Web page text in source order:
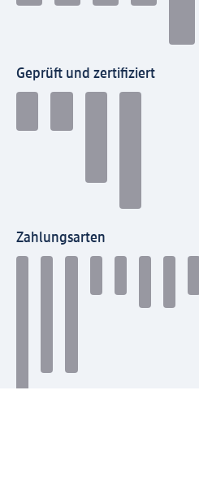
Geprüft und zertifiziert
Zahlungsarten